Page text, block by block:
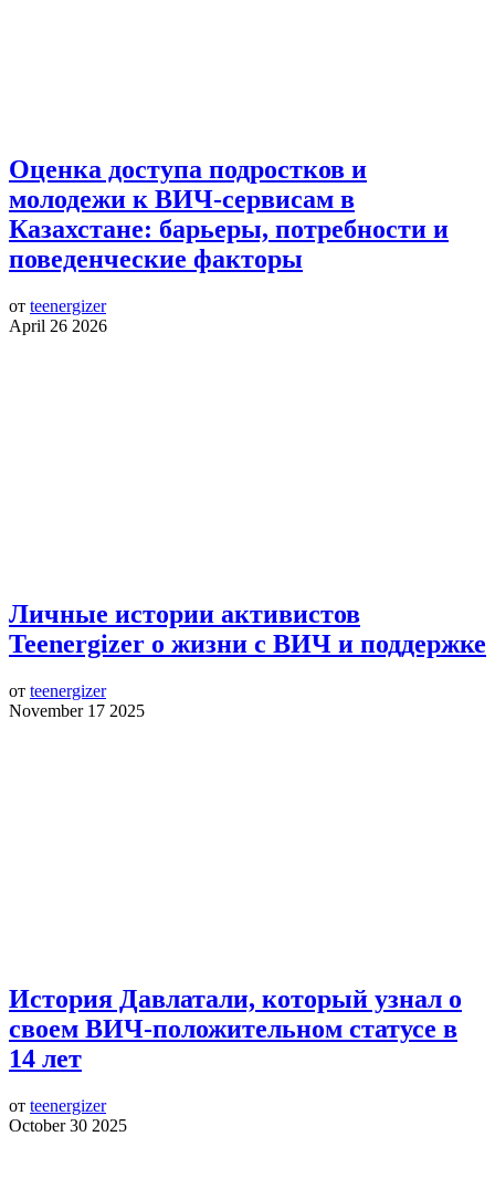
Оценка доступа подростков и
молодежи к ВИЧ-сервисам в
Казахстане: барьеры, потребности и
поведенческие факторы
от teenergizer
April 26 2026
Личные истории активистов
Teenergizer о жизни с ВИЧ и поддержке
от teenergizer
November 17 2025
История Давлатали, который узнал о
своем ВИЧ-положительном статусе в
14 лет
от teenergizer
October 30 2025